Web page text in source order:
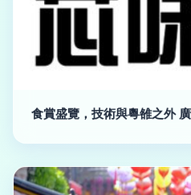
食賞盛覽，技術與粵雒之外